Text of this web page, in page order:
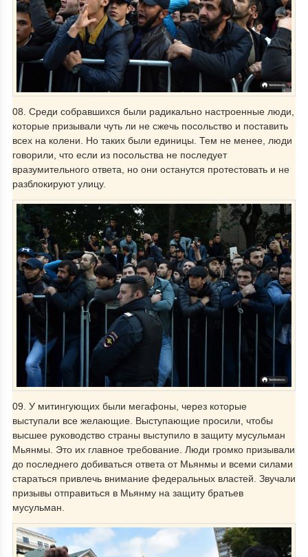
08. Среди собравшихся были радикально настроенные люди,
которые призывали чуть ли не сжечь посольство и поставить
всех на колени. Но таких были единицы. Тем не менее, люди
говорили, что если из посольства не последует
вразумительного ответа, но они останутся протестовать и не
разблокируют улицу.
09. У митингующих были мегафоны, через которые
выступали все желающие. Выступающие просили, чтобы
высшее руководство страны выступило в защиту мусульман
Мьянмы. Это их главное требование. Люди громко призывали
до последнего добиваться ответа от Мьянмы и всеми силами
стараться привлечь внимание федеральных властей. Звучали
призывы отправиться в Мьянму на защиту братьев
мусульман.